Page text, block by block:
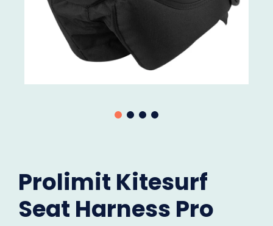
Prolimit Kitesurf
Seat Harness Pro